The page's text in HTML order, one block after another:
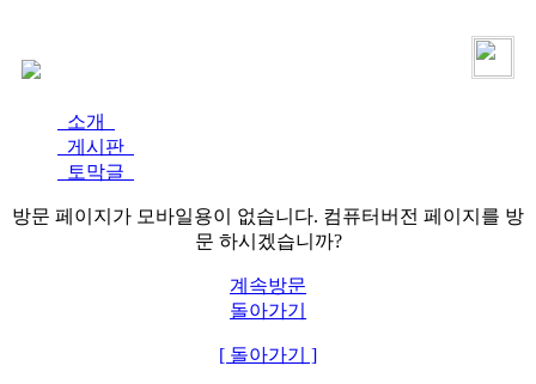
소개
게시판
토막글
방문 페이지가 모바일용이 없습니다. 컴퓨터버전 페이지를 방
문 하시겠습니까?
계속방문
돌아가기
[ 돌아가기 ]